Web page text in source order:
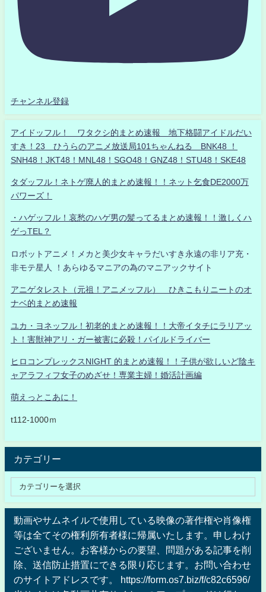
チャンネル登録
アイドッフル！ ワタクシ的まとめ速報 地下格闘アイドルだい
すき！23 ひうらのアニメ放送局101ちゃんねる BNK48 ！
SNH48！JKT48！MNL48！SGO48！GNZ48！STU48！SKE48
タダッフル！ネトゲ廃人的まとめ速報！！ネット乞食DE2000万
パワーズ！
・ハゲッフル！哀愁のハゲ男の髪ってるまとめ速報！！激しくハ
ゲっTEL？
ロボットアニメ！メカと美少女キャラだいすき永遠の非リア充・
非モテ星人 ！あらゆるマニアの為のマニアックサイト
アニゲタレスト（元祖！アニメッフル） ひきこもりニートのオ
ナベ的まとめ速報
ユカ・ヨネッフル！初老的まとめ速報！！大帝イタチにラリアッ
ト！害獣神アリ・ガー被害に必殺！パイルドライバー
ヒロコンプレックスNIGHT 的まとめ速報！！子供が欲しいど陰キ
ャアラフィフ女子のめざせ！専業主婦！婚活計画編
萌えっとこあに！
t112-1000ｍ
カテゴリー
動画やサムネイルで使用している映像の著作権や肖像権
等は全てその権利所有者様に帰属いたします。申しわけ
ございません。お客様からの要望、問題がある記事を削
除、送信防止措置にできる限り応じます。お問い合わせ
のサイトアドレスです。 https://form.os7.biz/f/c82c6596/